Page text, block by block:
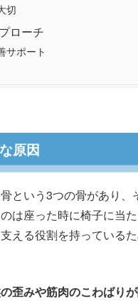
切
ローチ
サポート
原因
という3つの骨があり
は座った時に椅子に当
える役割を持っている
歪みや筋肉のこわばり